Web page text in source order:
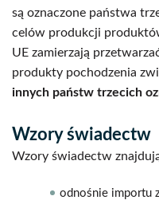
są oznaczone państwa
celów produkcji
UE zamierzają
produkty pochodzenia
innych państw trzecich
Wzory świadectw
Wzory świadectw
odnośnie importu